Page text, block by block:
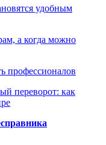
удобным
а когда можно
профессионалов
переворот: как